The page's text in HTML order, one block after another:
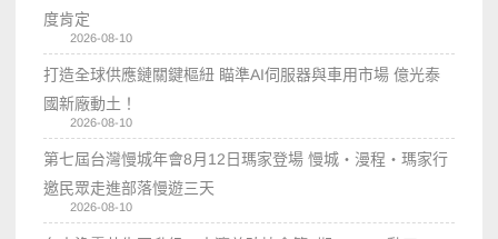
度肯定
2026-08-10
打造全球供應鏈關鍵樞紐 瞄準AI伺服器與車用市場 億光泰
國新廠動土！
2026-08-10
第七屆台灣慢城年會8月12日瑪家登場 慢城・漫程・瑪家行
邀民眾走進部落慢遊三天
2026-08-10